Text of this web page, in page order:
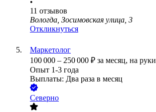
•
11 отзывов
Вологда, Зосимовская улица, 3
Откликнуться
Маркетолог
100 000 – 250 000 ₽ за месяц, на руки
Опыт 1-3 года
Выплаты: Два раза в месяц
Северно